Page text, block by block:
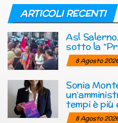
ARTICOLI RECENTI
Asl
sotto la
8 Agosto
Sonia
tempi è
8 Agosto